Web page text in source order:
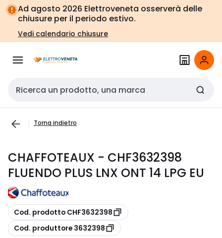
Vai alla
navigazione
Vai
alla
pagina
Ad agosto 2026 Elettroveneta osserverà delle
chiusure per il periodo estivo.
Vedi calendario chiusure
Cerca input
Torna indietro
CHAFFOTEAUX - CHF3632398
FLUENDO PLUS LNX ONT 14 LPG EU
copia
Cod. prodotto CHF3632398
copia
Cod. produttore 3632398